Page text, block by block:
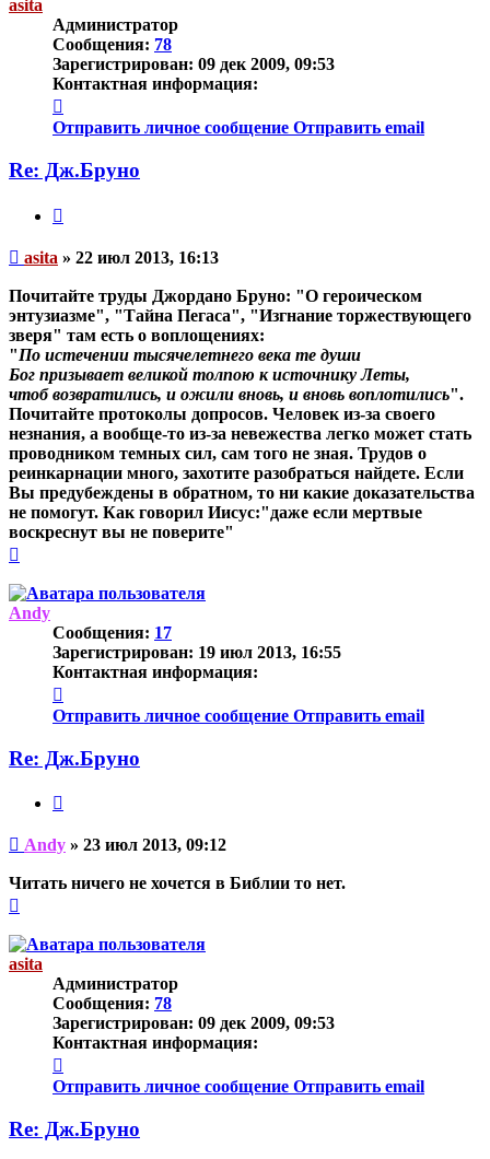
asita
Администратор
Сообщения: 78
Зарегистрирован: 09 дек 2009, 09:53
Контактная информация:
информация
пользователя
asita
Отправить личное сообщение Отправить email
Re: Дж.Бруно
Непрочитанное
asita » 22 июл 2013, 16:13
Почитайте труды Джордано Бруно: "О героическом
энтузиазме", "Тайна Пегаса", "Изгнание торжествующего
зверя" там есть о воплощениях:
"По истечении тысячелетнего века те души
Бог призывает великой толпою к источнику Леты,
чтоб возвратились, и ожили вновь, и вновь воплотились".
Почитайте протоколы допросов. Человек из-за своего
незнания, а вообще-то из-за невежества легко может стать
проводником темных сил, сам того не зная. Трудов о
реинкарнации много, захотите разобраться найдете. Если
Вы предубеждены в обратном, то ни какие доказательства
не помогут. Как говорил Иисус:"даже если мертвые
воскреснут вы не поверите"
началу
Andy
Сообщения: 17
Зарегистрирован: 19 июл 2013, 16:55
Контактная информация:
информация
пользователя
Andy
Отправить личное сообщение Отправить email
Re: Дж.Бруно
Непрочитанное
сообщение
Andy » 23 июл 2013, 09:12
Читать ничего не хочется в Библии то нет.
началу
asita
Администратор
Сообщения: 78
Зарегистрирован: 09 дек 2009, 09:53
Контактная информация:
информация
пользователя
asita
Отправить личное сообщение Отправить email
Re: Дж.Бруно